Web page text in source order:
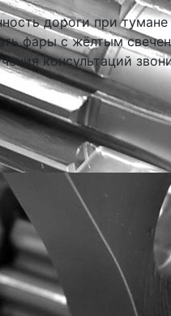
дороги при тумане
фары с жёлтым
консультаций